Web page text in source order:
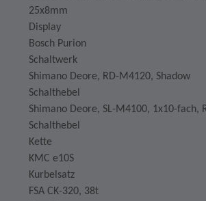
25x8mm
Display
Bosch Purion
Schaltwerk
Shimano Deore, RD-M4120, Shadow
Schalthebel
Shimano Deore, SL-M4100, 1x10-fach,
Schalthebel
Kette
KMC e10S
Kurbelsatz
FSA CK-320, 38t